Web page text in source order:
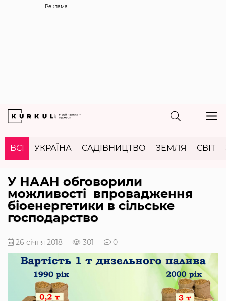
Реклама
ВСІ УКРАЇНА САДІВНИЦТВО ЗЕМЛЯ СВІТ
У НААН обговорили
можливості впровадження
біоенергетики в сільське
господарство
26 січня 2018 301 0